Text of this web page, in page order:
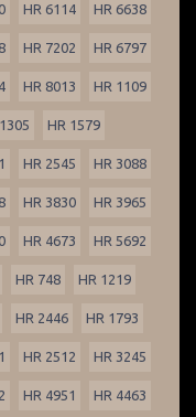
HR 6114 HR 6638
HR 7202 HR 6797
HR 8013 HR 1109
HR 1579
HR 2545 HR 3088
HR 3830 HR 3965
HR 4673 HR 5692
HR 748 HR 1219
HR 2446 HR 1793
HR 2512 HR 3245
HR 4951 HR 4463